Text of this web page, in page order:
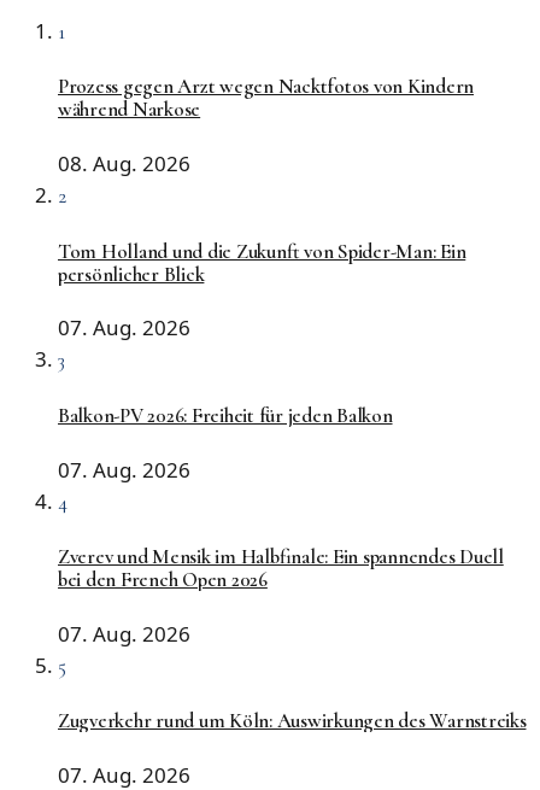
1
Prozess gegen Arzt wegen Nacktfotos von Kindern
während Narkose
08. Aug. 2026
2
Tom Holland und die Zukunft von Spider-Man: Ein
persönlicher Blick
07. Aug. 2026
3
Balkon-PV 2026: Freiheit für jeden Balkon
07. Aug. 2026
4
Zverev und Mensik im Halbfinale: Ein spannendes Duell
bei den French Open 2026
07. Aug. 2026
5
Zugverkehr rund um Köln: Auswirkungen des Warnstreiks
07. Aug. 2026